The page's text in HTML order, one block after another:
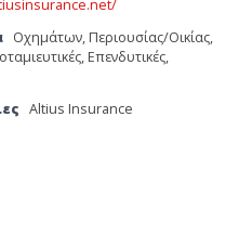
Οχημάτων, Περιουσίας/Οικίας,
Επενδυτικές,
Altius Insurance